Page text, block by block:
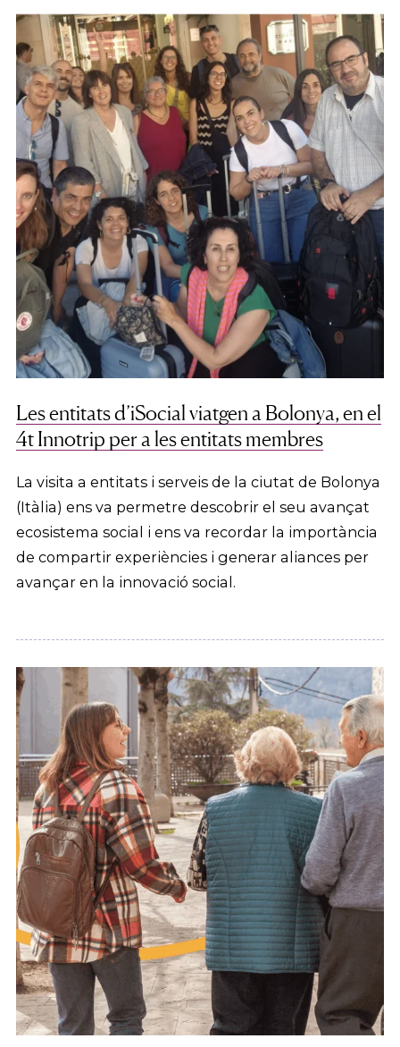
Les entitats d’iSocial viatgen a Bolonya, en el
4t Innotrip per a les entitats membres
La visita a entitats i serveis de la ciutat de Bolonya
(Itàlia) ens va permetre descobrir el seu avançat
ecosistema social i ens va recordar la importància
de compartir experiències i generar aliances per
avançar en la innovació social.